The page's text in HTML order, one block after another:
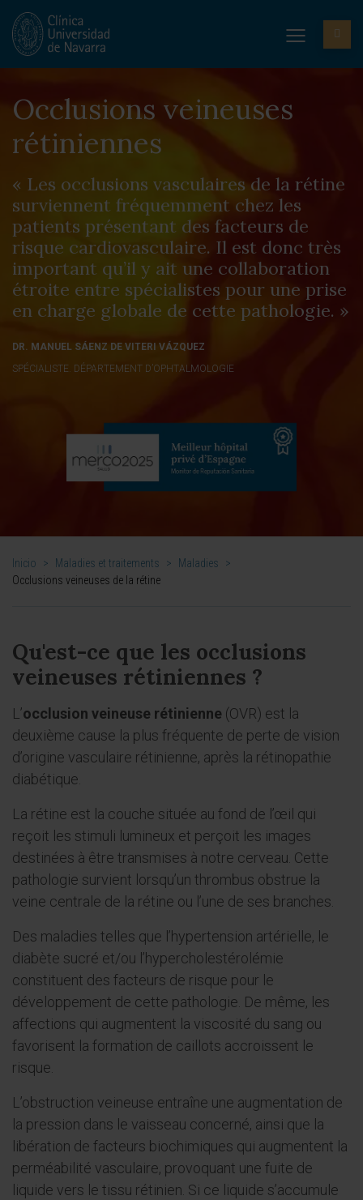
Occlusions veineuses
rétiniennes
« Les occlusions vasculaires de la rétine
surviennent fréquemment chez les
patients présentant des facteurs de
risque cardiovasculaire. Il est donc très
important qu’il y ait une collaboration
étroite entre spécialistes pour une prise
en charge globale de cette pathologie. »
DR. MANUEL SÁENZ DE VITERI VÁZQUEZ
SPÉCIALISTE. DÉPARTEMENT D’OPHTALMOLOGIE
Inicio > Maladies et traitements > Maladies
>
Occlusions veineuses de la rétine
Qu'est-ce que les occlusions
veineuses rétiniennes ?
L’occlusion veineuse rétinienne (OVR) est la
deuxième cause la plus fréquente de perte de vision
d’origine vasculaire rétinienne, après la rétinopathie
diabétique.
La rétine est la couche située au fond de l’œil qui
reçoit les stimuli lumineux et perçoit les images
destinées à être transmises à notre cerveau. Cette
pathologie survient lorsqu’un thrombus obstrue la
veine centrale de la rétine ou l’une de ses branches.
Des maladies telles que l’hypertension artérielle, le
diabète sucré et/ou l’hypercholestérolémie
constituent des facteurs de risque pour le
développement de cette pathologie. De même, les
affections qui augmentent la viscosité du sang ou
favorisent la formation de caillots accroissent le
risque.
L’obstruction veineuse entraîne une augmentation de
la pression dans le vaisseau concerné, ainsi que la
libération de facteurs biochimiques qui augmentent la
perméabilité vasculaire, provoquant une fuite de
liquide vers le tissu rétinien. Si ce liquide s’accumule